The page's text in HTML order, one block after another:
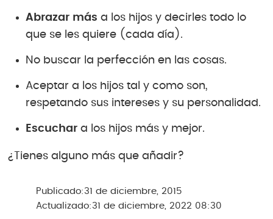
Abrazar más a los hijos y decirles todo lo
que se les quiere (cada día).
No buscar la perfección en las cosas.
Aceptar a los hijos tal y como son,
respetando sus intereses y su personalidad.
Escuchar a los hijos más y mejor.
¿Tienes alguno más que añadir?
Publicado: 31 de diciembre, 2015
Actualizado: 31 de diciembre, 2022 08:30